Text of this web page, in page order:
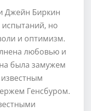
Джейн Биркин
испытаний, но
и оптимизм.
любовью и
была замужем
Генсбуром.